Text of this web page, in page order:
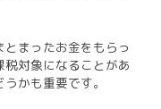
まったお金をもらっ
対象になることがあ
かも重要です。